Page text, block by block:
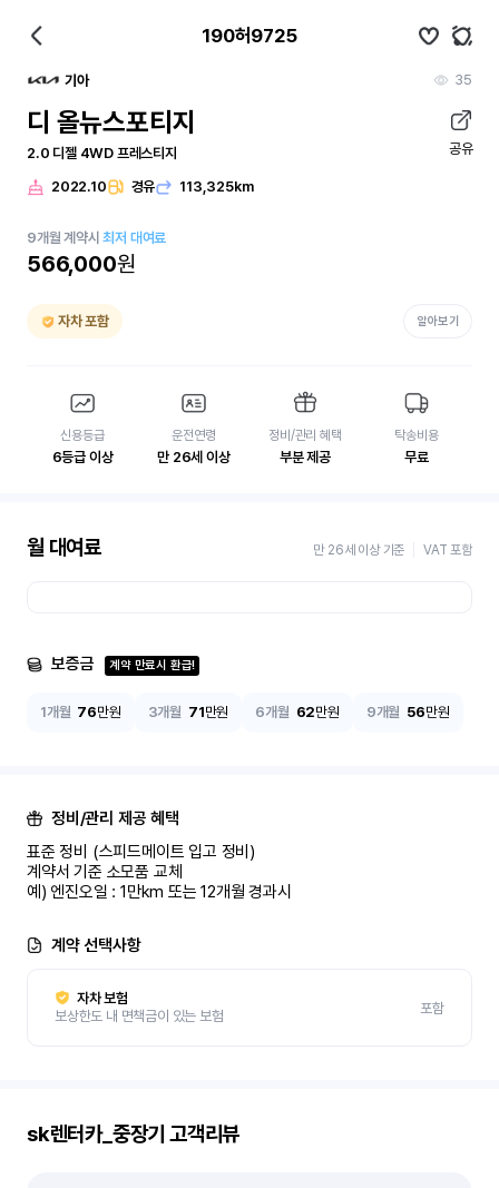
190허9725
기아 35
디 올뉴스포티지
2.0 디젤 4WD 프레스티지 공유
2022.10 경유 113,325km
9개월 계약시최저 대여료
566,000원
자차 포함 알아보기
신용등급
6등급 이상
운전연령
만 26세 이상
정비/관리 혜택
부분 제공
탁송비용
무료
월 대여료 만 26세 이상 기준 VAT 포함
보증금 계약 만료시 환급!
1개월 76만원 3개월 71만원 6개월 62만원 9개월 56만원
정비/관리 제공 혜택
표준 정비 (스피드메이트 입고 정비)
계약서 기준 소모품 교체
예) 엔진오일 : 1만km 또는 12개월 경과시
계약 선택사항
자차 보험
보상한도 내 면책금이 있는 보험
포함
sk렌터카_중장기 고객리뷰